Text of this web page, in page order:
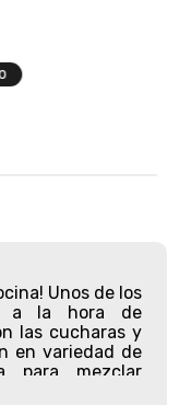
Unos de los
a la hora de
las cucharas y
en variedad de
para mezclar